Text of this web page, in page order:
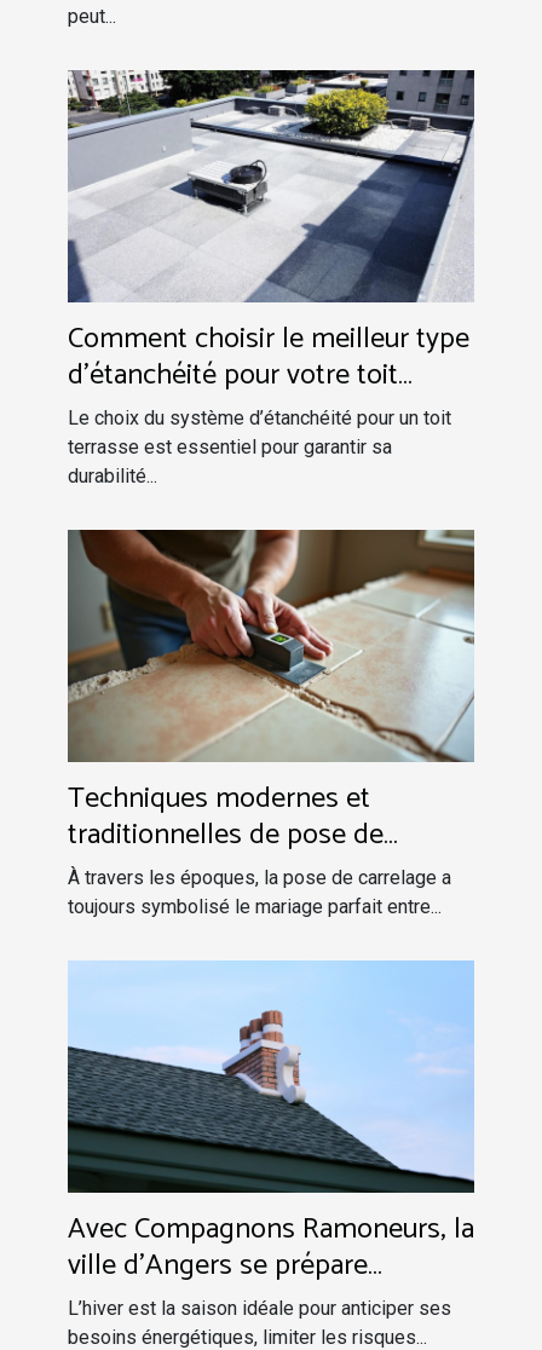
peut...
Comment choisir le meilleur type
d'étanchéité pour votre toit
terrasse ?
Le choix du système d’étanchéité pour un toit
terrasse est essentiel pour garantir sa
durabilité...
Techniques modernes et
traditionnelles de pose de
carrelage
À travers les époques, la pose de carrelage a
toujours symbolisé le mariage parfait entre...
Avec Compagnons Ramoneurs, la
ville d’Angers se prépare
efficacement à l’hiver !
L’hiver est la saison idéale pour anticiper ses
besoins énergétiques, limiter les risques...